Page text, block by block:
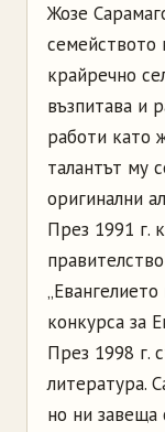
Жозе
семейството
крайречно
възпитава и
работи като
талантът му
оригинални
През 1991 г.
конкурса за
През 1998 г.
литература.
но ни завеща